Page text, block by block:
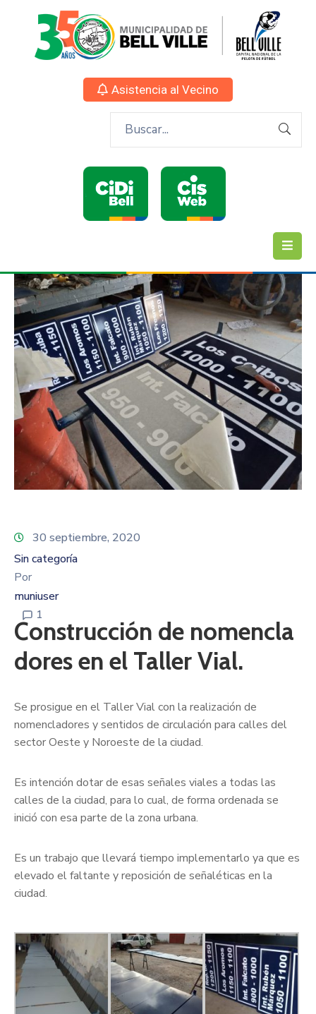
Asistencia al Vecino
30 septiembre, 2020
Sin categoría
Por
muniuser
1
Construcción de nomencla
dores en el Taller Vial.
Se prosigue en el Taller Vial con la realización de
nomencladores y sentidos de circulación para calles del
sector Oeste y Noroeste de la ciudad.
Es intención dotar de esas señales viales a todas las
calles de la ciudad, para lo cual, de forma ordenada se
inició con esa parte de la zona urbana.
Es un trabajo que llevará tiempo implementarlo ya que es
elevado el faltante y reposición de señaléticas en la
ciudad.